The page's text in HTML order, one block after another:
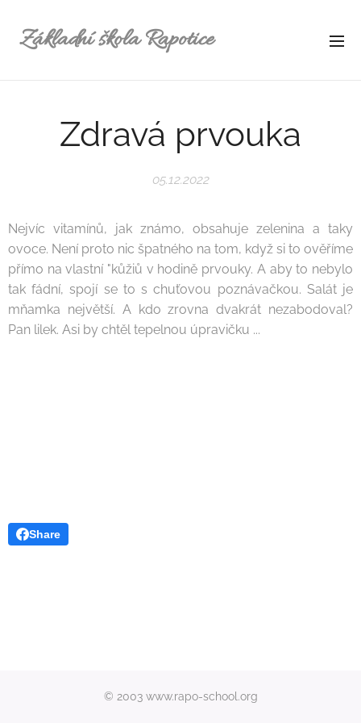
Základní škola Rapotice
Zdravá prvouka
05.12.2022
Nejvíc vitamínů, jak známo, obsahuje zelenina a taky
ovoce. Není proto nic špatného na tom, když si to ověříme
přímo na vlastní "kůžiů v hodině prvouky. A aby to nebylo
tak fádní, spojí se to s chuťovou poznávačkou. Salát je
mňamka největší. A kdo zrovna dvakrát nezabodoval?
Pan lilek. Asi by chtěl tepelnou úpravičku ...
Share
© 2003 www.rapo-school.org